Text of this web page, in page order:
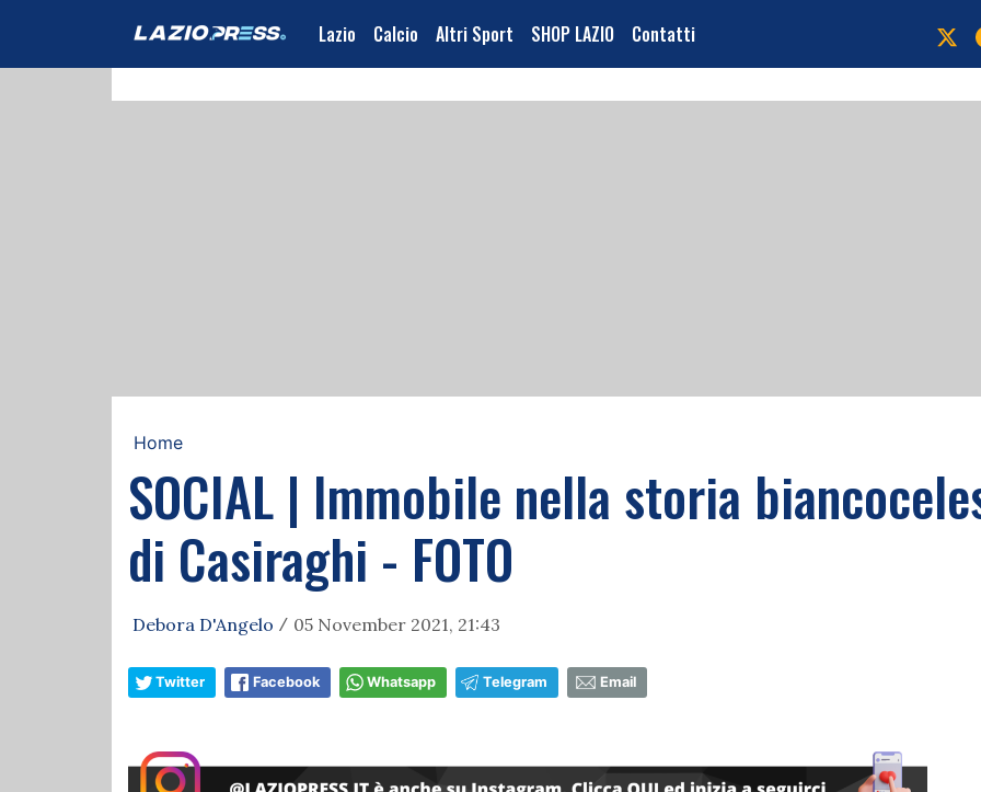
Lazio Calcio Altri Sport SHOP LAZIO Contatti
Home
SOCIAL | Immobile nella storia
di Casiraghi - FOTO
Debora D'Angelo / 05 November 2021, 21:43
Twitter Facebook Whatsapp Telegram Email